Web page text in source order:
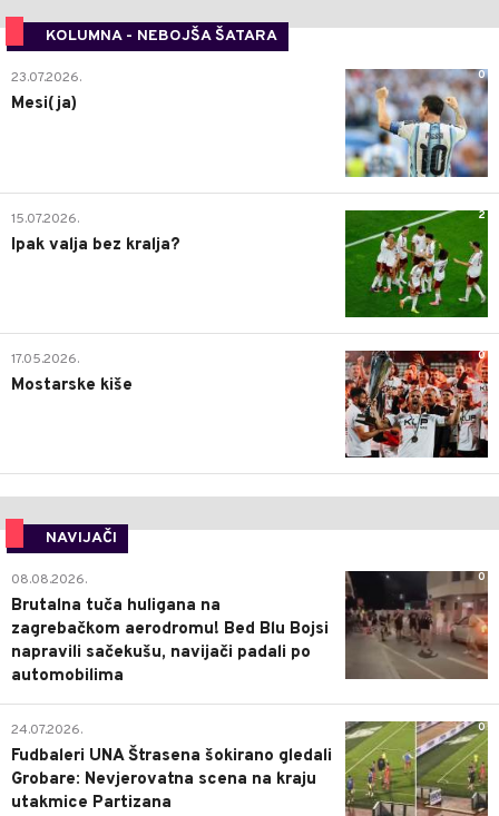
KOLUMNA - NEBOJŠA ŠATARA
0
23.07.2026.
Mesi(ja)
2
15.07.2026.
Ipak valja bez kralja?
0
17.05.2026.
Mostarske kiše
NAVIJAČI
0
08.08.2026.
Brutalna tuča huligana na
zagrebačkom aerodromu! Bed Blu Bojsi
napravili sačekušu, navijači padali po
automobilima
0
24.07.2026.
Fudbaleri UNA Štrasena šokirano gledali
Grobare: Nevjerovatna scena na kraju
utakmice Partizana